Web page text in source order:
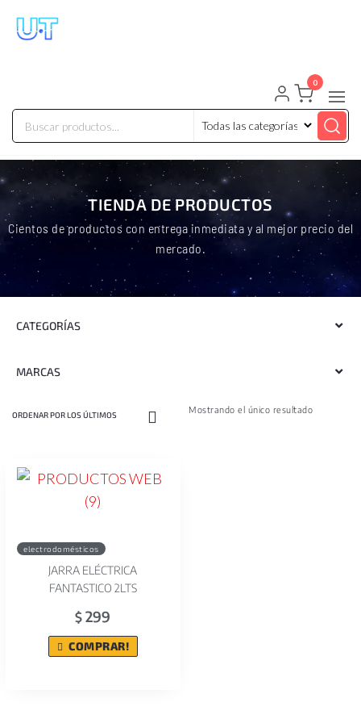
0
TIENDA DE PRODUCTOS
Cientos de productos con entrega inmediata y al mejor precio del
mercado.
CATEGORÍAS
MARCAS
Mostrando el único resultado
electrodomésticos
JARRA ELÉCTRICA
FANTASTICO 2LTS
$ 299
COMPRAR!